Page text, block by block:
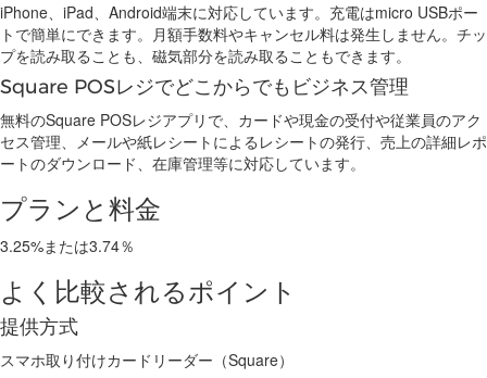
iPhone、iPad、Android端末に対応しています。充電はmicro USBポー
トで簡単にできます。月額手数料やキャンセル料は発生しません。チッ
プを読み取ることも、磁気部分を読み取ることもできます。
Square POSレジでどこからでもビジネス管理
無料のSquare POSレジアプリで、カードや現金の受付や従業員のアク
セス管理、メールや紙レシートによるレシートの発行、売上の詳細レポ
ートのダウンロード、在庫管理等に対応しています。
プランと料金
3.25%または3.74％
よく比較されるポイント
提供方式
スマホ取り付けカードリーダー（Square）